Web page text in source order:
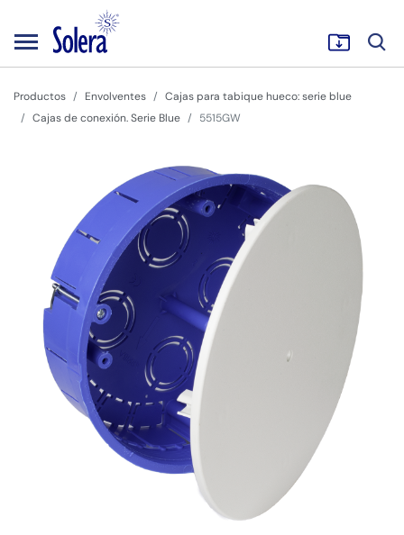
Productos Envolventes
Cajas para tabique hueco: serie blue
Cajas de conexión. Serie Blue
5515GW